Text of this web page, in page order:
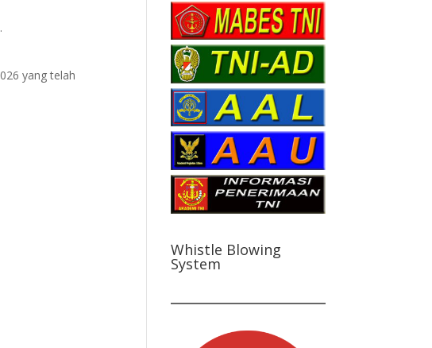
yang telah
Whistle Blowing
System